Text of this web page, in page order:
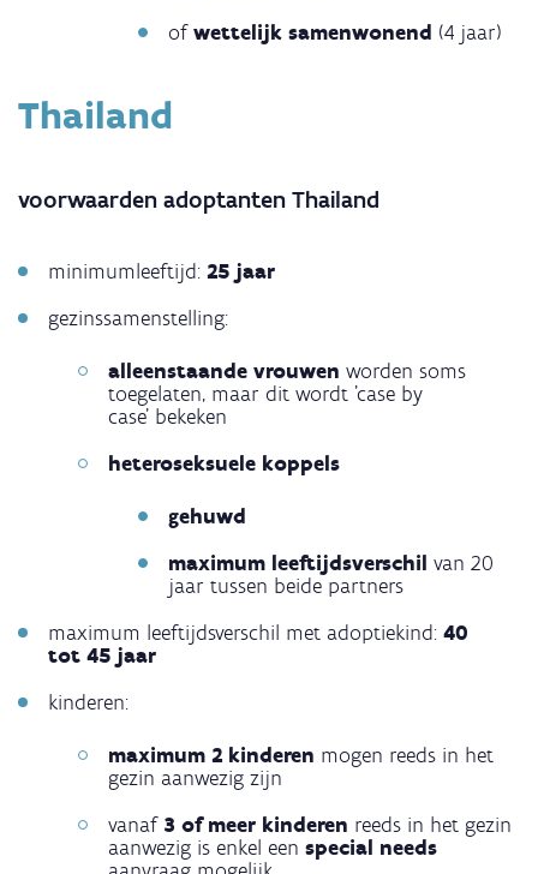
​​​​​​​ofwettelijk samenwonend (4 jaar)
Thailand
voorwaarden adoptanten Thailand
minimumleeftijd: 25 jaar
gezinssamenstelling:
alleenstaande vrouwen worden soms
toegelaten, maar dit wordt 'case by
case' bekeken
heteroseksuele koppels
gehuwd
maximum leeftijdsverschil van 20
jaar tussen beide partners
maximum leeftijdsverschil met adoptiekind: 40
tot 45 jaar
kinderen:
maximum 2 kinderen mogen reeds in het
gezin aanwezig zijn
vanaf 3 of meer kinderen reeds in het gezin
aanwezig is enkel een special needs